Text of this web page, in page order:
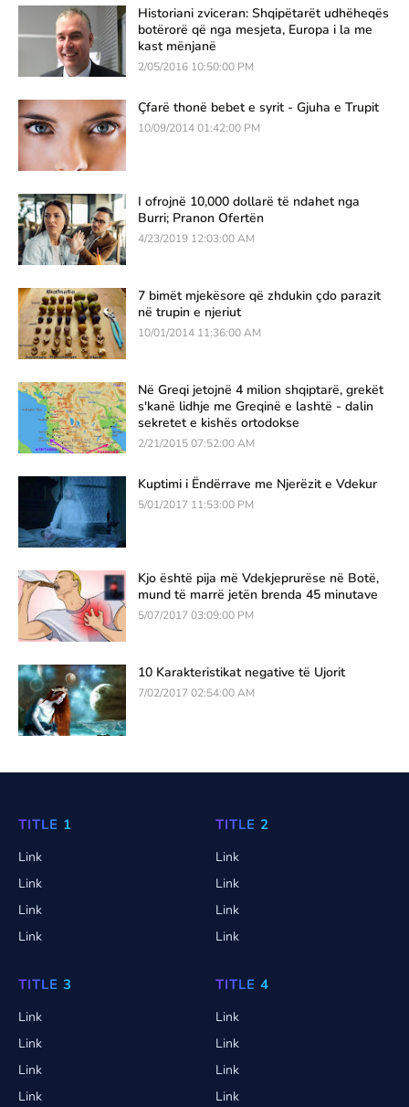
Historiani zviceran: Shqipëtarët udhëheqës
botërorë që nga mesjeta, Europa i la me
kast mënjanë
2/05/2016 10:50:00 PM
Çfarë thonë bebet e syrit - Gjuha e Trupit
10/09/2014 01:42:00 PM
I ofrojnë 10,000 dollarë të ndahet nga
Burri; Pranon Ofertën
4/23/2019 12:03:00 AM
7 bimët mjekësore që zhdukin çdo parazit
në trupin e njeriut
10/01/2014 11:36:00 AM
Në Greqi jetojnë 4 milion shqiptarë, grekët
s'kanë lidhje me Greqinë e lashtë - dalin
sekretet e kishës ortodokse
2/21/2015 07:52:00 AM
Kuptimi i Ëndërrave me Njerëzit e Vdekur
5/01/2017 11:53:00 PM
Kjo është pija më Vdekjeprurëse në Botë,
mund të marrë jetën brenda 45 minutave
5/07/2017 03:09:00 PM
10 Karakteristikat negative të Ujorit
7/02/2017 02:54:00 AM
TITLE 1
Link
Link
Link
Link
TITLE 2
Link
Link
Link
Link
TITLE 3
Link
Link
Link
Link
TITLE 4
Link
Link
Link
Link